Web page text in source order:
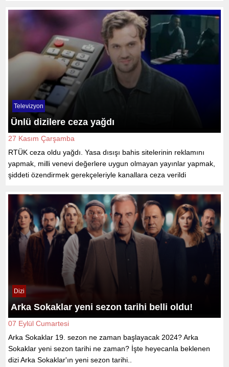
Televizyon
Ünlü dizilere ceza yağdı
27 Kasım Çarşamba
RTÜK ceza oldu yağdı. Yasa dısışı bahis sitelerinin reklamını
yapmak, milli venevi değerlere uygun olmayan yayınlar yapmak,
şiddeti özendirmek gerekçeleriyle kanallara ceza verildi
Dizi
Arka Sokaklar yeni sezon tarihi belli oldu!
07 Eylül Cumartesi
Arka Sokaklar 19. sezon ne zaman başlayacak 2024? Arka
Sokaklar yeni sezon tarihi ne zaman? İşte heyecanla beklenen
dizi Arka Sokaklar'ın yeni sezon tarihi..